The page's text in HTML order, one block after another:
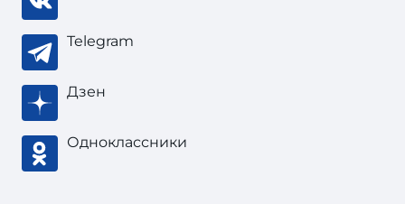
Telegram
Дзен
Одноклассники